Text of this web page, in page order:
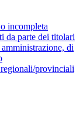
incompleta
da parte dei titolari
di
provinciali